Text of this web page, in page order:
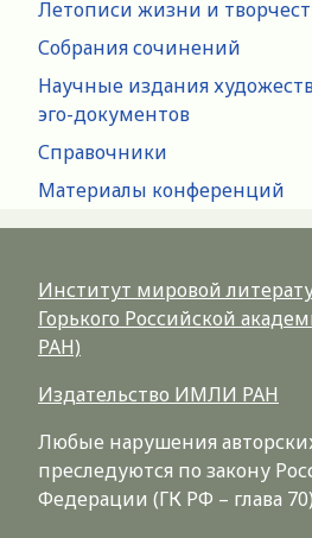
Летописи жизни и
Собрания сочинений
Научные издания
эго-документов
Справочники
Материалы конференций
Институт мировой
Горького Российской
РАН)
Издательство ИМЛИ РАН
Любые нарушения
преследуются по закону
Федерации (ГК РФ – глава 70)